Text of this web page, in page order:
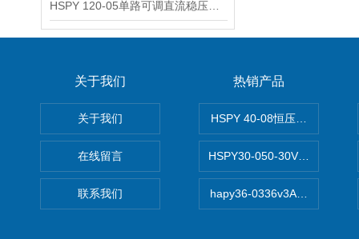
关于我们
关于我们
在线留言
联系我们
热销产品
HSPY 40-08恒压恒流恒功率
HSPY30-050-30V/-05A可调
hapy36-0336v3A高精度小型